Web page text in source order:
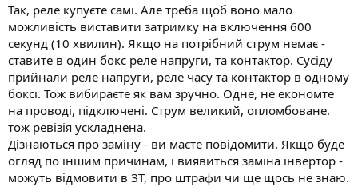
Так, реле купуєте самі. Але треба щоб воно мало
можливість виставити затримку на включення 600
секунд (10 хвилин). Якщо на потрібний струм немає -
ставите в один бокс реле напруги, та контактор. Сусіду
прийнали реле напруги, реле часу та контактор в одному
боксі. Тож вибираєте як вам зручно. Одне, не економте
на проводі, підключені. Струм великий, опломбоване.
тож ревізія ускладнена.
Дізнаються про заміну - ви маєте повідомити. Якщо буде
огляд по іншим причинам, і виявиться заміна інвертор -
можуть відмовити в ЗТ, про штрафи чи ще щось не знаю.